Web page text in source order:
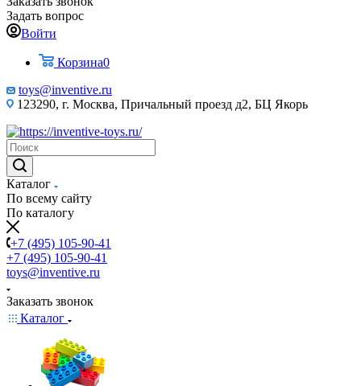
Задать вопрос
Войти
Корзина0
toys@inventive.ru
123290, г. Москва, Причальный проезд д2, БЦ Якорь
Каталог
По всему сайту
По каталогу
+7 (495) 105-90-41
+7 (495) 105-90-41
toys@inventive.ru
Заказать звонок
Каталог